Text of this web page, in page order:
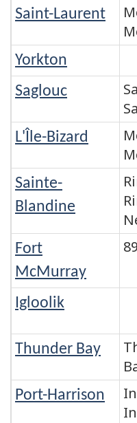
Saint-Laurent
Yorkton
Saglouc
L'Île-Bizard
Sainte-
Blandine
Fort
McMurray
Igloolik
Thunder Bay
Port-Harrison